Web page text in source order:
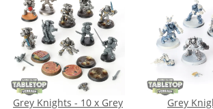
Grey Knights - 10 x Grey
Grey